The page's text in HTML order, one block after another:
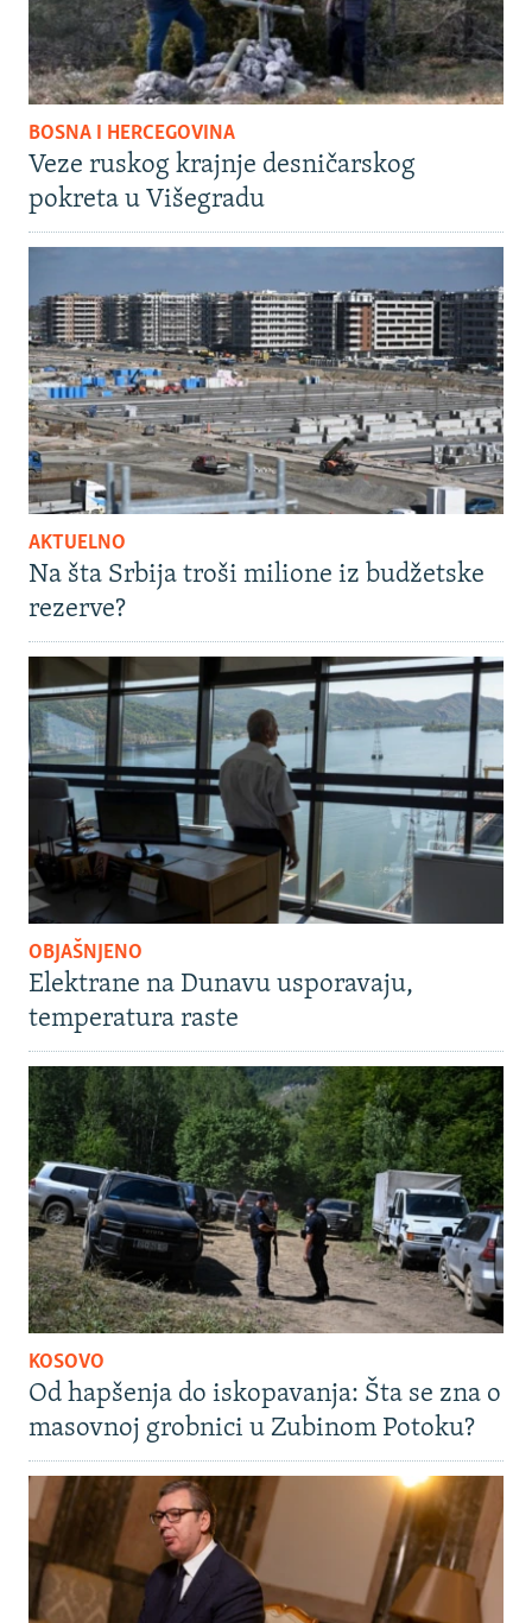
BOSNA I HERCEGOVINA
Veze ruskog krajnje desničarskog
pokreta u Višegradu
AKTUELNO
Na šta Srbija troši milione iz budžetske
rezerve?
OBJAŠNJENO
Elektrane na Dunavu usporavaju,
temperatura raste
KOSOVO
Od hapšenja do iskopavanja: Šta se zna o
masovnoj grobnici u Zubinom Potoku?